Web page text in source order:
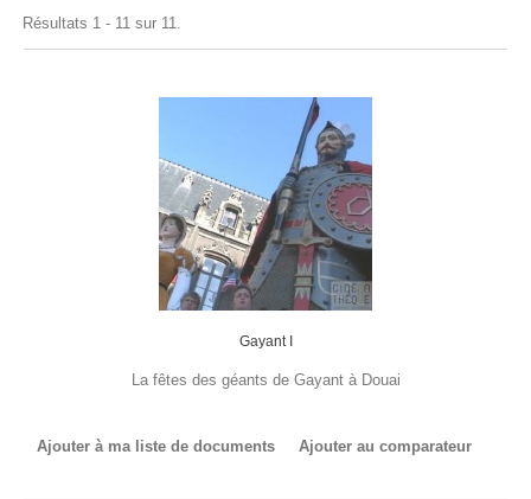
Résultats 1 - 11 sur 11.
Gayant I
La fêtes des géants de Gayant à Douai
Ajouter à ma liste de documents Ajouter au comparateur